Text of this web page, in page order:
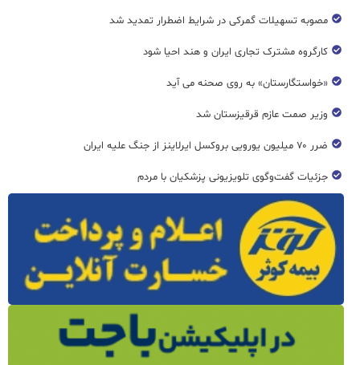
مصوبه تسهیلات گمرکی در شرایط اضطرار تمدید شد
کارگروه مشترک تجاری ایران و هند احیا شود
«خواستگارستان» به روی صحنه می آید
وزیر صمت عازم قرقیزستان شد
ضرر ۷۰ میلیون یورویی بروکسل ایرلاینز از جنگ علیه ایران
جزئیات گفت‌وگوی تلویزیونی پزشکیان با مردم